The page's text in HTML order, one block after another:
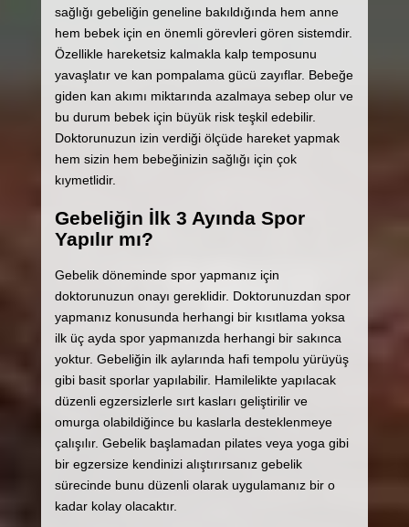
sağlığı gebeliğin geneline bakıldığında hem anne
hem bebek için en önemli görevleri gören sistemdir.
Özellikle hareketsiz kalmakla kalp temposunu
yavaşlatır ve kan pompalama gücü zayıflar. Bebeğe
giden kan akımı miktarında azalmaya sebep olur ve
bu durum bebek için büyük risk teşkil edebilir.
Doktorunuzun izin verdiği ölçüde hareket yapmak
hem sizin hem bebeğinizin sağlığı için çok
kıymetlidir.
Gebeliğin İlk 3 Ayında Spor
Yapılır mı?
Gebelik döneminde spor yapmanız için
doktorunuzun onayı gereklidir. Doktorunuzdan spor
yapmanız konusunda herhangi bir kısıtlama yoksa
ilk üç ayda spor yapmanızda herhangi bir sakınca
yoktur. Gebeliğin ilk aylarında hafi tempolu yürüyüş
gibi basit sporlar yapılabilir. Hamilelikte yapılacak
düzenli egzersizlerle sırt kasları geliştirilir ve
omurga olabildiğince bu kaslarla desteklenmeye
çalışılır. Gebelik başlamadan pilates veya yoga gibi
bir egzersize kendinizi alıştırırsanız gebelik
sürecinde bunu düzenli olarak uygulamanız bir o
kadar kolay olacaktır.